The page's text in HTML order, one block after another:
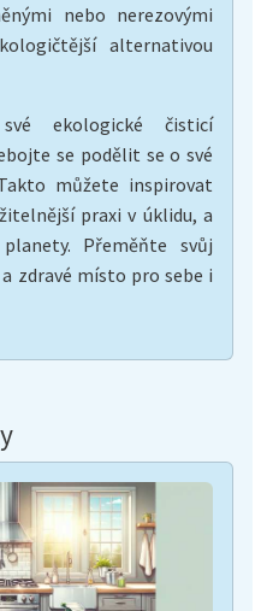
nebo nerezovými
alternativou
ekologické čisticí
se podělit se o své
můžete inspirovat
praxi v úklidu, a
Přeměňte svůj
zdravé místo pro sebe i